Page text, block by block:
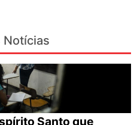
Notícias
Santo que